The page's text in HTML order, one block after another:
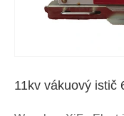
11kv vákuový istič